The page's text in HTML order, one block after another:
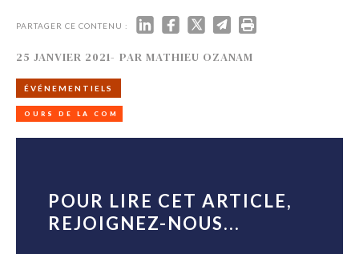
PARTAGER CE CONTENU :
25 JANVIER 2021- PAR MATHIEU OZANAM
ÉVÉNEMENTIELS
OURS DE LA COM
POUR LIRE CET ARTICLE,
REJOIGNEZ-NOUS...